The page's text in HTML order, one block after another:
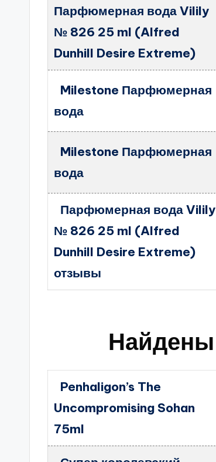
Парфюмерная вода Vilily
№ 826 25 ml (Alfred
Dunhill Desire Extreme)
Milestone Парфюмерная
вода
Milestone Парфюмерная
вода
Парфюмерная вода Vilily
№ 826 25 ml (Alfred
Dunhill Desire Extreme)
отзывы
Найдены
Penhaligon’s The
Uncompromising Sohan
75ml